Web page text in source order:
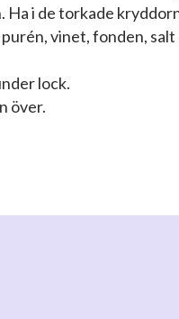
Ha i de torkade
vinet, fonden, salt
lock.
över.